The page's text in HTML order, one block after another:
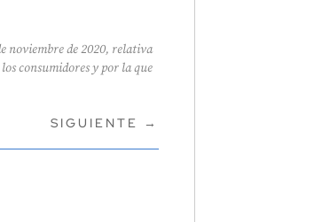
noviembre de 2020, relativa
consumidores y por la que
SIGUIENTE →